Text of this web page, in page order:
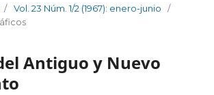
/ Vol. 23 Núm. 1/2 (1967): enero-junio
/
Antiguo y Nuevo